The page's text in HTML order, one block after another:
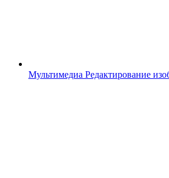
Мультимедиа Редактирование